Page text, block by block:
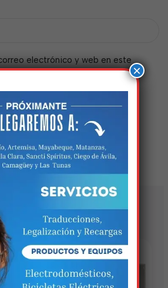
electrónico y web en este
vez que comente.
interesar
×
trabalhando
nisso!
esta página estará
com novidades
Agradecemos pela
e compreensão.